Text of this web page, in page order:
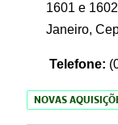
1601 e
Janeiro,
Telefone:
NOVAS